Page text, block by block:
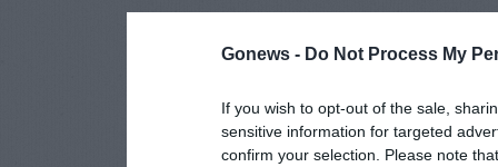
Gonews - Do Not Process My
If you wish to opt-out of the sale,
sensitive information for targeted
confirm your selection. Please note